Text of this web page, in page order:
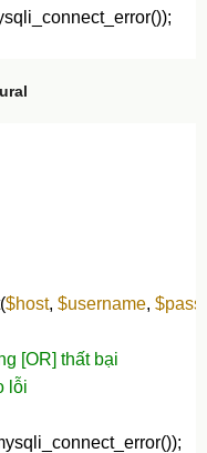
$host, $username,
[OR] thất bại
lỗi